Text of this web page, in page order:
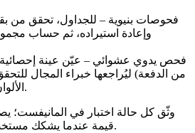
فحوصات بنيوية – للجداول، تحقق من
فحص يدوي عشوائي
من الدفعة) ليُراجعها خبراء المجال
الألوان، واكتمال المحتوى.
وثّق كل حالة اختبار في المانيفست؛
قيمة عندما يشكك مستخدم لاحق في جودة التحويل.